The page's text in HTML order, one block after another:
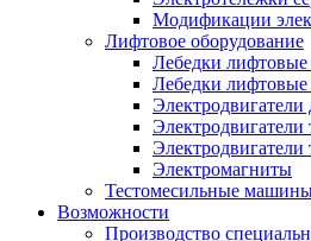
Модификации
Лифтовое оборудование
Лебедки
Лебедки
Электромагниты
Тестомесильные
Возможности
Производство